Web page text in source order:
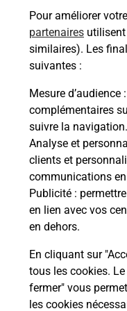
Pour améliorer
partenaires
similaires). Les
suivantes :
Mesure d’audience
complémentaires
suivre la navigation.
Analyse et
clients et
communications
Publicité :
en lien avec vos
en dehors.
En cliquant sur
tous les cookies.
fermer" vous
les cookies
En savoir plus
Malin !
La Poste
en ligne
Ouvert
En savoir plus
Hérault